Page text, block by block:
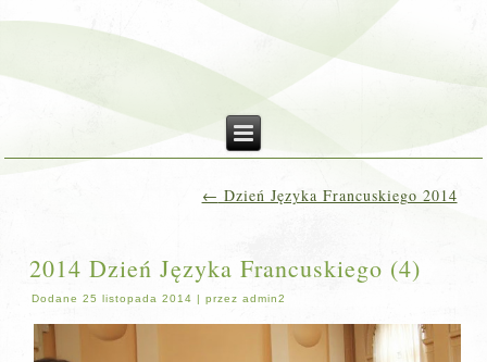
← Dzień Języka Francuskiego 2014
2014 Dzień Języka Francuskiego (4)
Dodane 25 listopada 2014 |przez admin2